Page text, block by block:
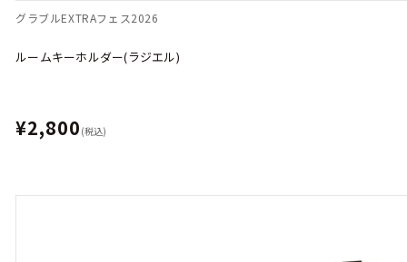
グラブルEXTRAフェス2026
ルームキーホルダー(ラジエル)
¥2,800 (税込)